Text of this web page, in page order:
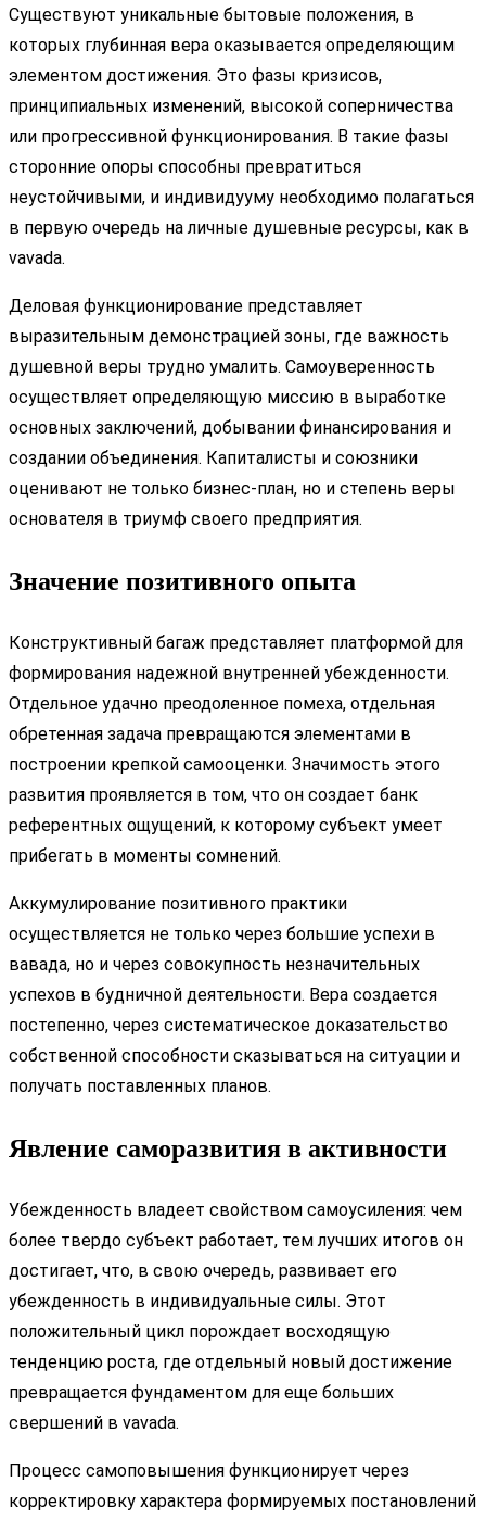
Существуют уникальные бытовые положения, в
которых глубинная вера оказывается определяющим
элементом достижения. Это фазы кризисов,
принципиальных изменений, высокой соперничества
или прогрессивной функционирования. В такие фазы
сторонние опоры способны превратиться
неустойчивыми, и индивидууму необходимо полагаться
в первую очередь на личные душевные ресурсы, как в
vavada.
Деловая функционирование представляет
выразительным демонстрацией зоны, где важность
душевной веры трудно умалить. Самоуверенность
осуществляет определяющую миссию в выработке
основных заключений, добывании финансирования и
создании объединения. Капиталисты и союзники
оценивают не только бизнес-план, но и степень веры
основателя в триумф своего предприятия.
Значение позитивного опыта
Конструктивный багаж представляет платформой для
формирования надежной внутренней убежденности.
Отдельное удачно преодоленное помеха, отдельная
обретенная задача превращаются элементами в
построении крепкой самооценки. Значимость этого
развития проявляется в том, что он создает банк
референтных ощущений, к которому субъект умеет
прибегать в моменты сомнений.
Аккумулирование позитивного практики
осуществляется не только через большие успехи в
вавада, но и через совокупность незначительных
успехов в будничной деятельности. Вера создается
постепенно, через систематическое доказательство
собственной способности сказываться на ситуации и
получать поставленных планов.
Явление саморазвития в активности
Убежденность владеет свойством самоусиления: чем
более твердо субъект работает, тем лучших итогов он
достигает, что, в свою очередь, развивает его
убежденность в индивидуальные силы. Этот
положительный цикл порождает восходящую
тенденцию роста, где отдельный новый достижение
превращается фундаментом для еще больших
свершений в vavada.
Процесс самоповышения функционирует через
корректировку характера формируемых постановлений